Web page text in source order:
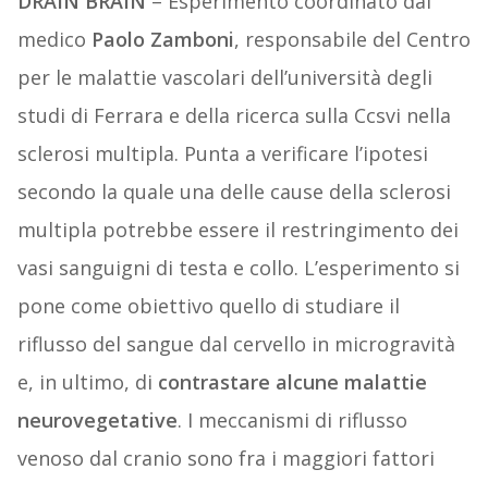
medico Paolo Zamboni, responsabile del Centro
per le malattie vascolari dell’università degli
studi di Ferrara e della ricerca sulla Ccsvi nella
sclerosi multipla. Punta a verificare l’ipotesi
secondo la quale una delle cause della sclerosi
multipla potrebbe essere il restringimento dei
vasi sanguigni di testa e collo. L’esperimento si
pone come obiettivo quello di studiare il
riflusso del sangue dal cervello in microgravità
e, in ultimo, di contrastare alcune malattie
neurovegetative. I meccanismi di riflusso
venoso dal cranio sono fra i maggiori fattori